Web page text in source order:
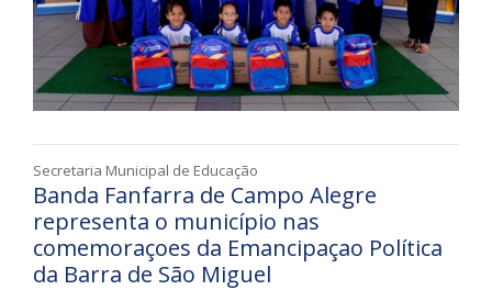
Secretaria Municipal de Educação
Banda Fanfarra de Campo Alegre
representa o município nas
comemoraçoes da Emancipaçao Política
da Barra de São Miguel